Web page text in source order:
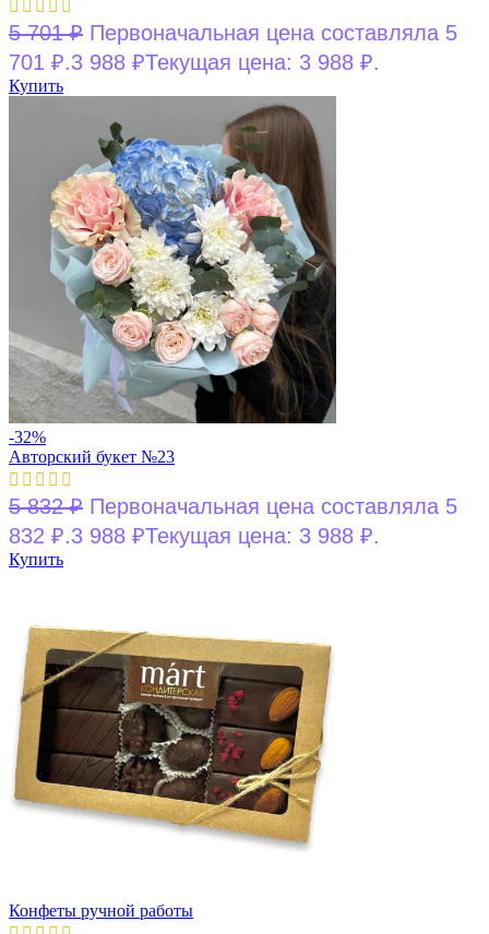
5 701₽ Первоначальная цена составляла 5
701 ₽.3 988 ₽Текущая цена: 3 988 ₽.
Купить
-32%
Авторский букет №23
5 832₽ Первоначальная цена составляла 5
832 ₽.3 988 ₽Текущая цена: 3 988 ₽.
Купить
Конфеты ручной работы